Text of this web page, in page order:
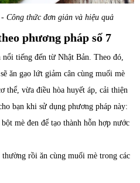
Công thức đơn giản và hiệu quả
phương pháp số 7
tiếng đến từ Nhật Bản. Theo đó,
ăn gạo lứt giảm cân cùng muối mè
thể, vừa điều hòa huyết áp, cải thiện
bạn khi sử dụng phương pháp này:
mè đen để tạo thành hỗn hợp nước
rồi ăn cùng muối mè trong các